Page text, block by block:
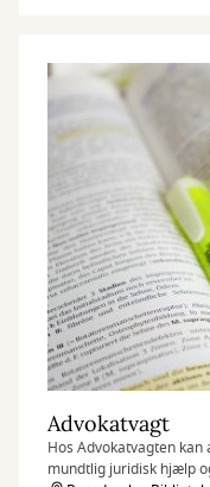
Advokatvagt
Hos Advokatvagten
mundtlig juridisk hjælp